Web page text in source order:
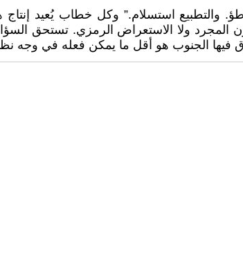
تواطؤ. والتطبيع استسلام.” وكل خطاب
المجرد ولا الاستعراض الرمزي. تستحق
الجنوب هو أقل ما يمكن فعله في وجه